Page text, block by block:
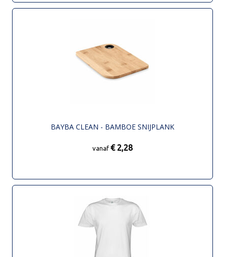
BAYBA CLEAN - BAMBOE SNIJPLANK
vanaf € 2,28